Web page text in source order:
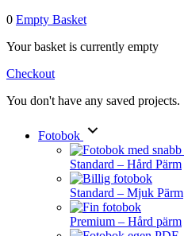
0 Empty Basket
Your basket is currently empty
Checkout
You don't have any saved projects.
Fotobok
Standard – Hård Pärm
Standard – Mjuk Pärm
Premium – Hård pärm